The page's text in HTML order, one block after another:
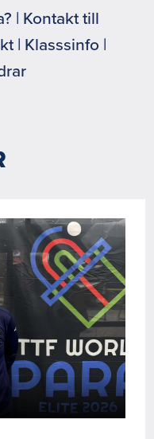
| Kontakt till
| Klasssinfo |